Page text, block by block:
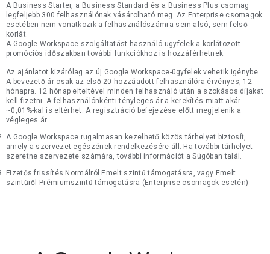
A Business Starter, a Business Standard és a Business Plus csomag
legfeljebb 300 felhasználónak vásárolható meg. Az Enterprise csomagok
esetében nem vonatkozik a felhasználószámra sem alsó, sem felső
korlát.
A Google Workspace szolgáltatást használó ügyfelek a korlátozott
promóciós időszakban további funkciókhoz is hozzáférhetnek.
Az ajánlatot kizárólag az új Google Workspace-ügyfelek vehetik igénybe.
A bevezető ár csak az első 20 hozzáadott felhasználóra érvényes, 12
hónapra. 12 hónap elteltével minden felhasználó után a szokásos díjakat
kell fizetni. A felhasználónkénti tényleges ár a kerekítés miatt akár
~0,01%-kal is eltérhet. A regisztráció befejezése előtt megjelenik a
végleges ár.
A Google Workspace rugalmasan kezelhető közös tárhelyet biztosít,
amely a szervezet egészének rendelkezésére áll. Ha további tárhelyet
szeretne szervezete számára, további információt a Súgóban talál.
Fizetős frissítés Normálról Emelt szintű támogatásra, vagy Emelt
szintűről Prémiumszintű támogatásra (Enterprise csomagok esetén)